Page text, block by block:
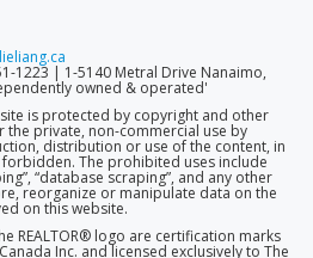
1223 | 1-5140 Metral Drive Nanaimo,
owned & operated'
is protected by copyright and other
the private, non-commercial use by
distribution or use of the content, in
The prohibited uses include
“database scraping”, and any other
reorganize or manipulate data on the
on this website.
REALTOR® logo are certification marks
Inc. and licensed exclusively to The